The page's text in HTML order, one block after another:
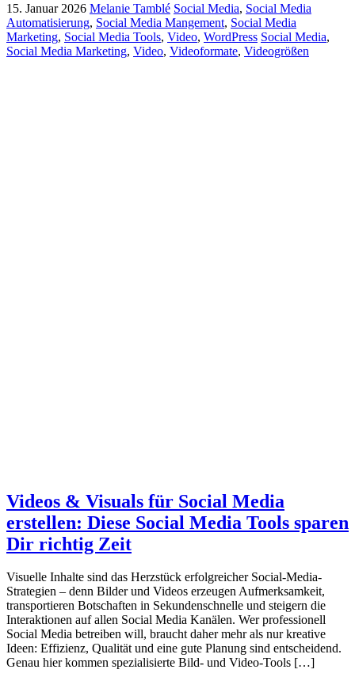
15. Januar 2026 Melanie Tamblé Social Media, Social Media
Automatisierung, Social Media Mangement, Social Media
Marketing, Social Media Tools, Video, WordPress Social Media,
Social Media Marketing, Video, Videoformate, Videogrößen
Videos & Visuals für Social Media
erstellen: Diese Social Media Tools sparen
Dir richtig Zeit
Visuelle Inhalte sind das Herzstück erfolgreicher Social-Media-
Strategien – denn Bilder und Videos erzeugen Aufmerksamkeit,
transportieren Botschaften in Sekundenschnelle und steigern die
Interaktionen auf allen Social Media Kanälen. Wer professionell
Social Media betreiben will, braucht daher mehr als nur kreative
Ideen: Effizienz, Qualität und eine gute Planung sind entscheidend.
Genau hier kommen spezialisierte Bild- und Video-Tools […]